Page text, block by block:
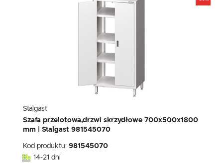
Stalgast
Szafa przelotowa,drzwi skrzydłowe 700x500x1800
mm | Stalgast 981545070
Kod produktu: 981545070
14-21 dni